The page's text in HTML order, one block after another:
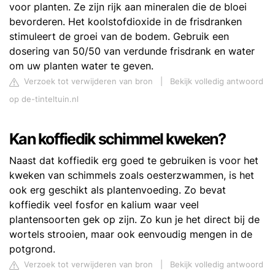
voor planten. Ze zijn rijk aan mineralen die de bloei
bevorderen. Het koolstofdioxide in de frisdranken
stimuleert de groei van de bodem. Gebruik een
dosering van 50/50 van verdunde frisdrank en water
om uw planten water te geven.
Verzoek tot verwijderen van bron
Bekijk volledig antwoord
op de-tinteltuin.nl
Kan koffiedik schimmel kweken?
Naast dat koffiedik erg goed te gebruiken is voor het
kweken van schimmels zoals oesterzwammen, is het
ook erg geschikt als plantenvoeding. Zo bevat
koffiedik veel fosfor en kalium waar veel
plantensoorten gek op zijn. Zo kun je het direct bij de
wortels strooien, maar ook eenvoudig mengen in de
potgrond.
Verzoek tot verwijderen van bron
Bekijk volledig antwoord